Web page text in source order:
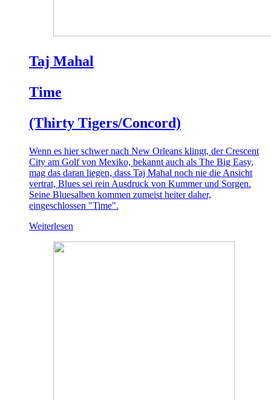
Taj Mahal
Time
(Thirty Tigers/Concord)
Wenn es hier schwer nach New Orleans klingt, der Crescent
City am Golf von Mexiko, bekannt auch als The Big Easy,
mag das daran liegen, dass Taj Mahal noch nie die Ansicht
vertrat, Blues sei rein Ausdruck von Kummer und Sorgen.
Seine Bluesalben kommen zumeist heiter daher,
eingeschlossen "Time".
Weiterlesen